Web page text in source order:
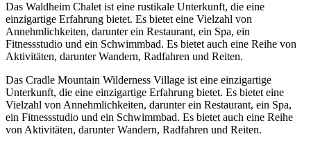
Das Waldheim Chalet ist eine rustikale Unterkunft, die eine
einzigartige Erfahrung bietet. Es bietet eine Vielzahl von
Annehmlichkeiten, darunter ein Restaurant, ein Spa, ein
Fitnessstudio und ein Schwimmbad. Es bietet auch eine Reihe von
Aktivitäten, darunter Wandern, Radfahren und Reiten.
Das Cradle Mountain Wilderness Village ist eine einzigartige
Unterkunft, die eine einzigartige Erfahrung bietet. Es bietet eine
Vielzahl von Annehmlichkeiten, darunter ein Restaurant, ein Spa,
ein Fitnessstudio und ein Schwimmbad. Es bietet auch eine Reihe
von Aktivitäten, darunter Wandern, Radfahren und Reiten.